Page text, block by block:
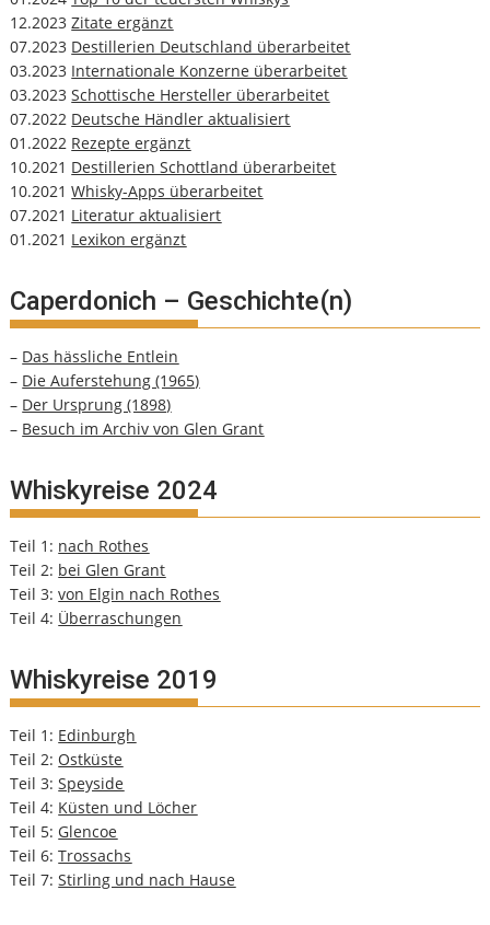
12.2023Zitate ergänzt
07.2023 Destillerien Deutschland überarbeitet
03.2023 Internationale Konzerne überarbeitet
03.2023Schottische Hersteller überarbeitet
07.2022 Deutsche Händler aktualisiert
01.2022 Rezepte ergänzt
10.2021 Destillerien Schottland überarbeitet
10.2021Whisky-Apps überarbeitet
07.2021 Literatur aktualisiert
01.2021 Lexikon ergänzt
Caperdonich – Geschichte(n)
– Das hässliche Entlein
– Die Auferstehung (1965)
– Der Ursprung (1898)
– Besuch im Archiv von Glen Grant
Whiskyreise 2024
Teil 1: nach Rothes
Teil 2: bei Glen Grant
Teil 3:von Elgin nach Rothes
Teil 4: Überraschungen
Whiskyreise 2019
Teil 1: Edinburgh
Teil 2: Ostküste
Teil 3:Speyside
Teil 4: Küsten und Löcher
Teil 5: Glencoe
Teil 6:Trossachs
Teil 7:Stirling und nach Hause